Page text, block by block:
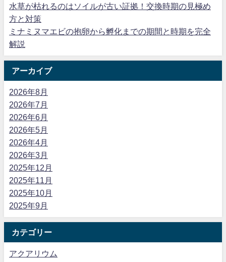
水草が枯れるのはソイルが古い証拠！交換時期の見極め
方と対策
ミナミヌマエビの抱卵から孵化までの期間と時期を完全
解説
アーカイブ
2026年8月
2026年7月
2026年6月
2026年5月
2026年4月
2026年3月
2025年12月
2025年11月
2025年10月
2025年9月
カテゴリー
アクアリウム